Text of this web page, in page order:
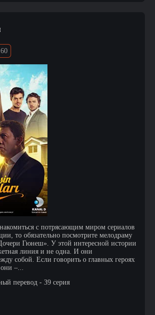
с потрясающим миром сериалов
то обязательно посмотрите мелодраму
Гюнеш». У этой интересной истории
линия и не одна. И они
собой. Если говорить о главных героях
–...
перевод - 39 серия